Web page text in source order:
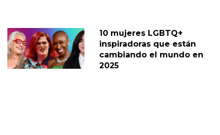
10 mujeres LGBTQ+
inspiradoras que están
cambiando el mundo en
2025